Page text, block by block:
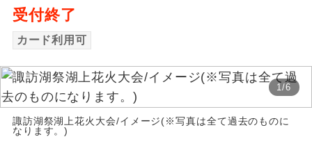
受付終了
カード利用可
1/6
諏訪湖祭湖上花火大会/イメージ(※写真は全て過去のものに
なります。)
バスガイド乗
務
世界遺産
ユネスコに登録されている文化遺産や自
然遺産を訪ねるコースです。
絶景